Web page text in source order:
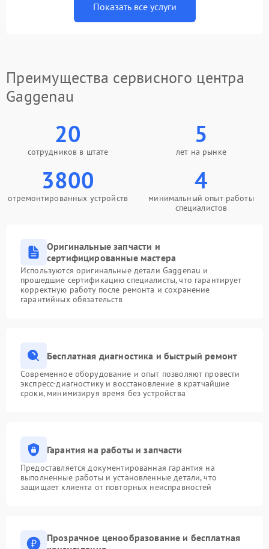
Показать все услуги
Преимущества сервисного центра
Gaggenau
20
сотрудников в штате
5
лет на рынке
3800
отремонтированных устройств
4
минимальный опыт работы
специалистов
Оригинальные запчасти и
сертифицированные мастера
Используются оригинальные детали Gaggenau и
прошедшие сертификацию специалисты, что гарантирует
корректную работу после ремонта и сохранение
гарантийных обязательств
Бесплатная диагностика и быстрый ремонт
Современное оборудование и опыт позволяют провести
экспресс-диагностику и восстановление в кратчайшие
сроки, минимизируя время без устройства
Гарантия на работы и запчасти
Предоставляется документированная гарантия на
выполненные работы и установленные детали, что
защищает клиента от повторных неисправностей
Прозрачное ценообразование и бесплатная